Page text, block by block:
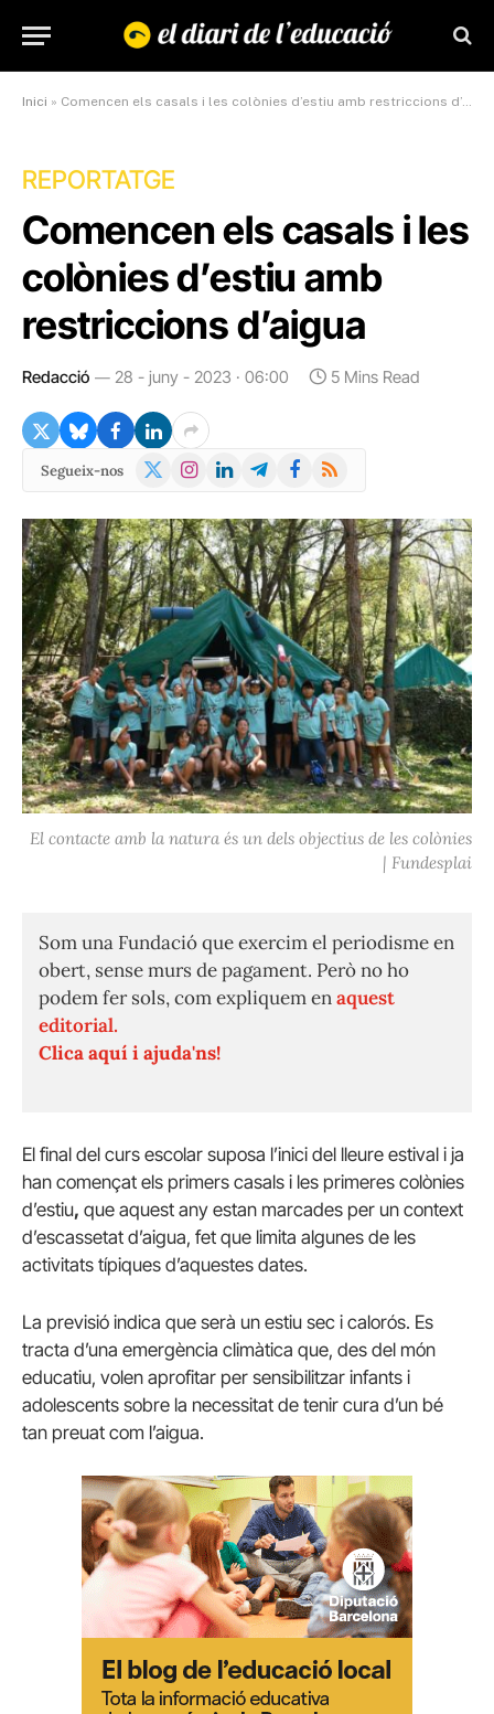
Inici » Comencen els casals i les colònies d’estiu amb restriccions d’aigua
REPORTATGE
Comencen els casals i les
colònies d’estiu amb
restriccions d’aigua
Redacció 28 - juny - 2023 · 06:00 5 Mins Read
Segueix-nos
X
Instagram
LinkedInTelegramFacebook
RSS
El contacte amb la natura és un dels objectius de les colònies
| Fundesplai
Som una Fundació que exercim el periodisme en
obert, sense murs de pagament. Però no ho
podem fer sols, com expliquem enaquest
editorial.
Clica aquí i ajuda'ns!
El final del curs escolar suposa l’inici del lleure estival i ja
han començat els primers casals i les primeres colònies
d’estiu, que aquest any estan marcades per un context
d’escassetat d’aigua, fet que limita algunes de les
activitats típiques d’aquestes dates.
La previsió indica que serà un estiu sec i calorós. Es
tracta d’una emergència climàtica que, des del món
educatiu, volen aprofitar per sensibilitzar infants i
adolescents sobre la necessitat de tenir cura d’un bé
tan preuat com l’aigua.